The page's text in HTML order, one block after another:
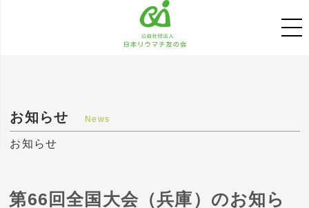
お知らせ News
お知らせ
第66回全国大会（兵庫）のお知ら